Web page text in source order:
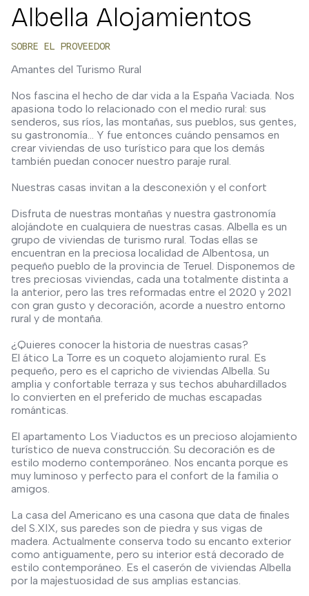
Albella Alojamientos
SOBRE EL PROVEEDOR
Amantes del Turismo Rural
Nos fascina el hecho de dar vida a la España Vaciada. Nos
apasiona todo lo relacionado con el medio rural: sus
senderos, sus ríos, las montañas, sus pueblos, sus gentes,
su gastronomía... Y fue entonces cuándo pensamos en
crear viviendas de uso turístico para que los demás
también puedan conocer nuestro paraje rural.
Nuestras casas invitan a la desconexión y el confort
Disfruta de nuestras montañas y nuestra gastronomía
alojándote en cualquiera de nuestras casas. Albella es un
grupo de viviendas de turismo rural. Todas ellas se
encuentran en la preciosa localidad de Albentosa, un
pequeño pueblo de la provincia de Teruel. Disponemos de
tres preciosas viviendas, cada una totalmente distinta a
la anterior, pero las tres reformadas entre el 2020 y 2021
con gran gusto y decoración, acorde a nuestro entorno
rural y de montaña.
¿Quieres conocer la historia de nuestras casas?
El ático La Torre es un coqueto alojamiento rural. Es
pequeño, pero es el capricho de viviendas Albella. Su
amplia y confortable terraza y sus techos abuhardillados
lo convierten en el preferido de muchas escapadas
románticas.
El apartamento Los Viaductos es un precioso alojamiento
turístico de nueva construcción. Su decoración es de
estilo moderno contemporáneo. Nos encanta porque es
muy luminoso y perfecto para el confort de la familia o
amigos.
La casa del Americano es una casona que data de finales
del S.XIX, sus paredes son de piedra y sus vigas de
madera. Actualmente conserva todo su encanto exterior
como antiguamente, pero su interior está decorado de
estilo contemporáneo. Es el caserón de viviendas Albella
por la majestuosidad de sus amplias estancias.